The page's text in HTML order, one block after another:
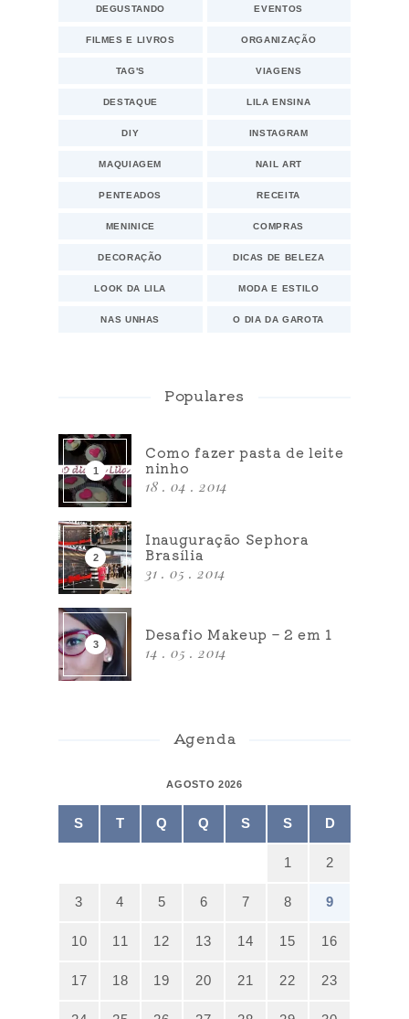
DEGUSTANDO EVENTOS
FILMES E LIVROS ORGANIZAÇÃO
TAG'S VIAGENS
DESTAQUE LILA ENSINA
DIY INSTAGRAM
MAQUIAGEM NAIL ART
PENTEADOS RECEITA
MENINICE COMPRAS
DECORAÇÃO DICAS DE BELEZA
LOOK DA LILA MODA E ESTILO
NAS UNHAS O DIA DA GAROTA
Populares
Como fazer pasta de leite
ninho
18 . 04 . 2014
Inauguração Sephora
Brasília
31 . 05 . 2014
Desafio Makeup – 2 em 1
14 . 05 . 2014
Agenda
AGOSTO 2026
S T Q Q S S D
1 2
3 4 5 6 7 8 9
10 11 12 13 14 15 16
17 18 19 20 21 22 23